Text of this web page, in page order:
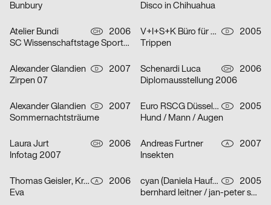
Bunbury
Disco in Chihuahua
Atelier Bundi CH
2006
SC Wissenschaftstage Sport/Biel
V+I+S+K Büro für Visuelle Kommunikation D
2005
Trippen
Alexander Glandien D
2007
Zirpen 07
Schenardi Luca CH
2006
Diplomausstellung 2006
Alexander Glandien D
2007
Sommernachtsträume
Euro RSCG Düsseldorf D
2005
Hund / Mann / Augen
Laura Jurt CH
2006
Infotag 2007
Andreas Furtner A
2007
Insekten
Thomas Geisler, Kramar, Christof Nardin A
2006
Eva
cyan (Daniela Haufe + Detlef Fiedler) D
2005
bernhard leitner / jan-peter sonntag